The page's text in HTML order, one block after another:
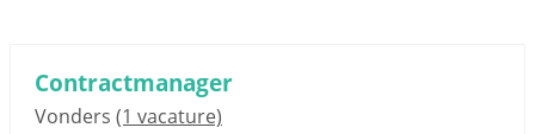
Contractmanager
Vonders (1 vacature)